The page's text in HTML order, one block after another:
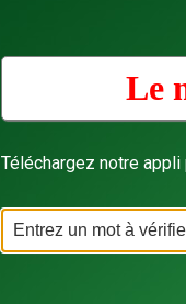
Le
Téléchargez notre